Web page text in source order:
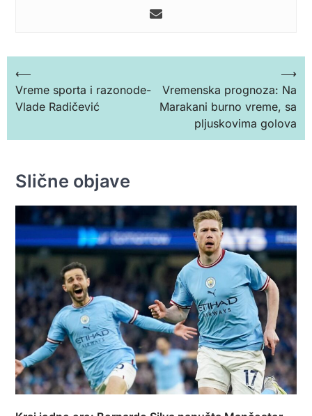
Кретање
чланка
⟵
Vreme sporta i razonode-
Vlade Radičević
Vremenska prognoza: Na
Marakani burno vreme, sa
pljuskovima golova
⟶
Slične objave